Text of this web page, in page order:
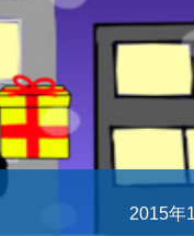
2015年